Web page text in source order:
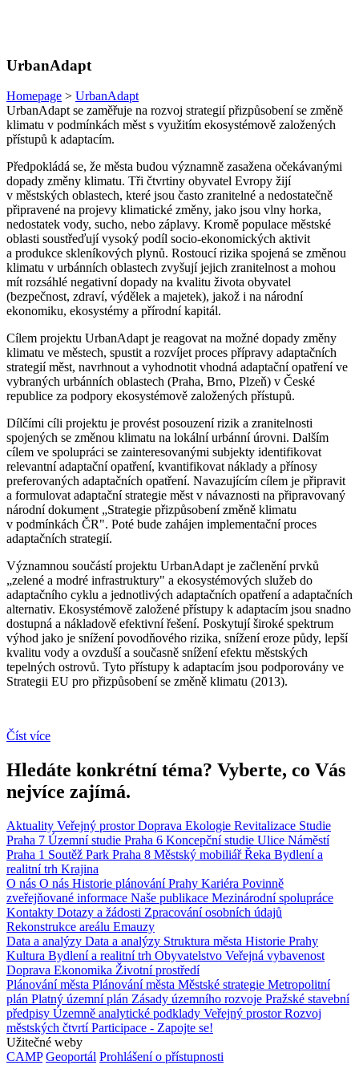
UrbanAdapt
Homepage > UrbanAdapt
UrbanAdapt se zaměřuje na rozvoj strategií přizpůsobení se změně
klimatu v podmínkách měst s využitím ekosystémově založených
přístupů k adaptacím.
Předpokládá se, že města budou významně zasažena očekávanými
dopady změny klimatu. Tři čtvrtiny obyvatel Evropy žijí
v městských oblastech, které jsou často zranitelné a nedostatečně
připravené na projevy klimatické změny, jako jsou vlny horka,
nedostatek vody, sucho, nebo záplavy. Kromě populace městské
oblasti soustřeďují vysoký podíl socio-ekonomických aktivit
a produkce skleníkových plynů. Rostoucí rizika spojená se změnou
klimatu v urbánních oblastech zvyšují jejich zranitelnost a mohou
mít rozsáhlé negativní dopady na kvalitu života obyvatel
(bezpečnost, zdraví, výdělek a majetek), jakož i na národní
ekonomiku, ekosystémy a přírodní kapitál.
Cílem projektu UrbanAdapt je reagovat na možné dopady změny
klimatu ve městech, spustit a rozvíjet proces přípravy adaptačních
strategií měst, navrhnout a vyhodnotit vhodná adaptační opatření ve
vybraných urbánních oblastech (Praha, Brno, Plzeň) v České
republice za podpory ekosystémově založených přístupů.
Dílčími cíli projektu je provést posouzení rizik a zranitelnosti
spojených se změnou klimatu na lokální urbánní úrovni. Dalším
cílem ve spolupráci se zainteresovanými subjekty identifikovat
relevantní adaptační opatření, kvantifikovat náklady a přínosy
preferovaných adaptačních opatření. Navazujícím cílem je připravit
a formulovat adaptační strategie měst v návaznosti na připravovaný
národní dokument „Strategie přizpůsobení změně klimatu
v podmínkách ČR". Poté bude zahájen implementační proces
adaptačních strategií.
Významnou součástí projektu UrbanAdapt je začlenění prvků
„zelené a modré infrastruktury" a ekosystémových služeb do
adaptačního cyklu a jednotlivých adaptačních opatření a adaptačních
alternativ. Ekosystémově založené přístupy k adaptacím jsou snadno
dostupná a nákladově efektivní řešení. Poskytují široké spektrum
výhod jako je snížení povodňového rizika, snížení eroze půdy, lepší
kvalitu vody a ovzduší a současně snížení efektu městských
tepelných ostrovů. Tyto přístupy k adaptacím jsou podporovány ve
Strategii EU pro přizpůsobení se změně klimatu (2013).
Číst více
Hledáte konkrétní téma? Vyberte, co Vás
nejvíce zajímá.
Aktuality Veřejný prostorDoprava Ekologie Revitalizace Studie
Praha 7 Územní studie Praha 6 Koncepční studie Ulice Náměstí
Praha 1 Soutěž Park Praha 8 Městský mobiliářŘeka Bydlení a
realitní trh Krajina
O nás O nás Historie plánování Prahy Kariéra Povinně
zveřejňované informace Naše publikace Mezinárodní spolupráce
Kontakty Dotazy a žádosti Zpracování osobních údajů
Rekonstrukce areálu Emauzy
Data a analýzy Data a analýzy Struktura města Historie Prahy
Kultura Bydlení a realitní trh Obyvatelstvo Veřejná vybavenost
Doprava Ekonomika Životní prostředí
Plánování města Plánování města Městské strategie Metropolitní
plán Platný územní plán Zásady územního rozvoje Pražské stavební
předpisy Územně analytické podklady Veřejný prostorRozvoj
městských čtvrtíParticipace - Zapojte se!
Užitečné weby
CAMP Geoportál Prohlášení o přístupnosti